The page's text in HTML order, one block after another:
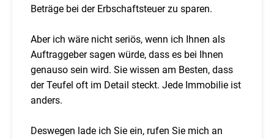
Beträge bei der Erbschaftsteuer zu sparen.
Aber ich wäre nicht seriös, wenn ich Ihnen als
Auftraggeber sagen würde, dass es bei Ihnen
genauso sein wird. Sie wissen am Besten, dass
der Teufel oft im Detail steckt. Jede Immobilie ist
anders.
Deswegen lade ich Sie ein, rufen Sie mich an